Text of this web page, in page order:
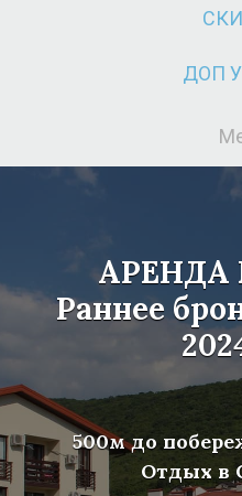
ДОП
АРЕНДА
Раннее
500м до
Отдых в